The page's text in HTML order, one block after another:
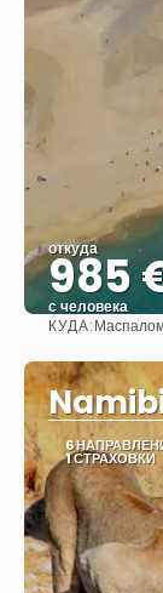
откуда
985
с человека
КУДА:
6
1 СТРАХОВКИ